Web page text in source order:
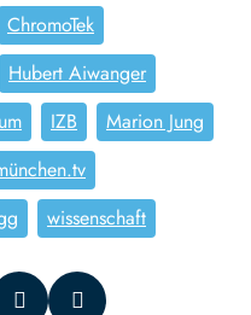
ChromoTek
Hubert Aiwanger
IZB
Marion Jung
wissenschaft